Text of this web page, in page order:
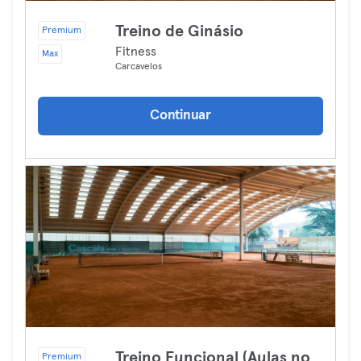
Premium
Max
Treino de Ginásio
Fitness
Carcavelos
Continuar
Premium Treino Funcional (Aulas no